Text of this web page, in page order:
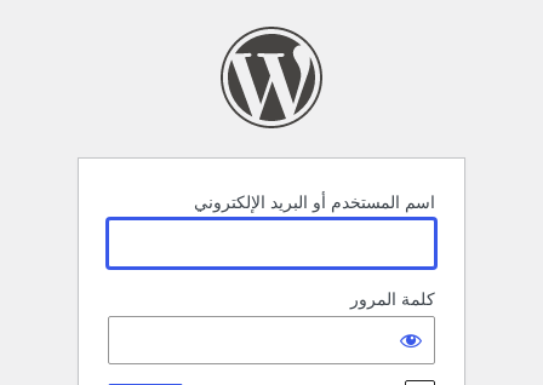
اسم المستخدم أو البريد الإلكتروني
كلمة المرور